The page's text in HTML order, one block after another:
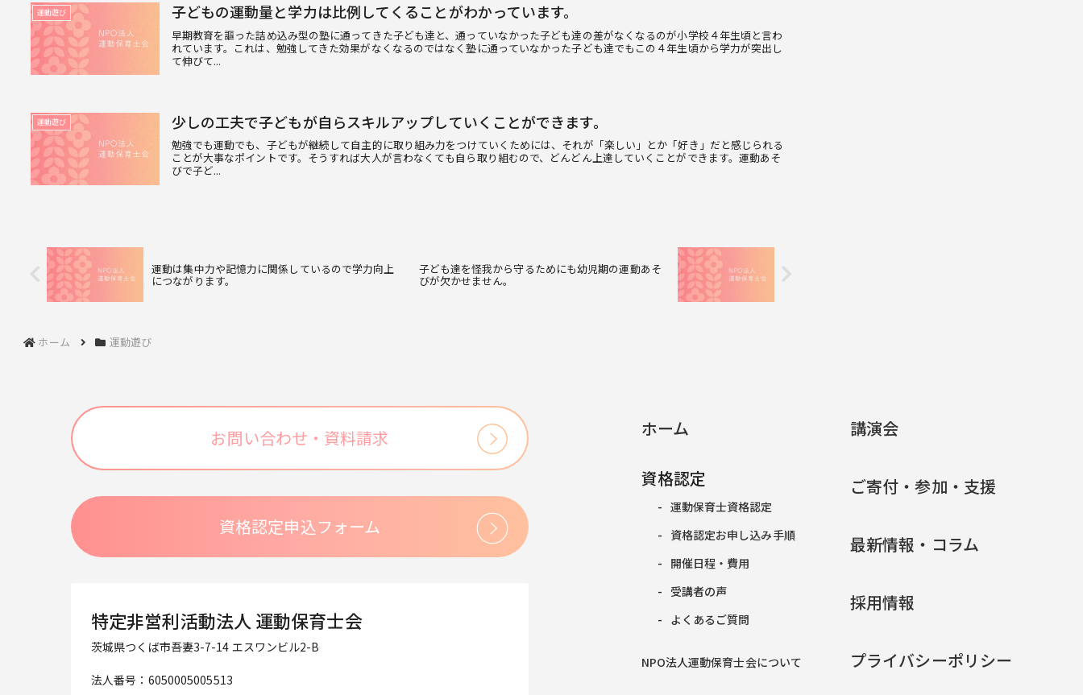
運動遊び 子どもの運動量と学力は比例してくることがわかっています。
早期教育を謳った詰め込み型の塾に通ってきた子ども達と、通っていなかった子ども達の差がなくなるのが小学校４年生頃と言わ
れています。これは、勉強してきた効果がなくなるのではなく塾に通っていなかった子ども達でもこの４年生頃から学力が突出し
て伸びて...
運動遊び 少しの工夫で子どもが自らスキルアップしていくことができます。
勉強でも運動でも、子どもが継続して自主的に取り組み力をつけていくためには、それが「楽しい」とか「好き」だと感じられる
ことが大事なポイントです。そうすれば大人が言わなくても自ら取り組むので、どんどん上達していくことができます。運動あそ
びで子ど...
運動は集中力や記憶力に関係しているので学力向上
につながります。
子ども達を怪我から守るためにも幼児期の運動あそ
びが欠かせません。
ホーム 運動遊び
お問い合わせ・資料請求
資格認定申込フォーム
特定非営利活動法人 運動保育士会
茨城県つくば市吾妻3-7-14 エスワンビル2-B
法人番号：6050005005513
ホーム
資格認定
運動保育士資格認定
資格認定お申し込み手順
開催日程・費用
受講者の声
よくあるご質問
NPO法人運動保育士会について
講演会
ご寄付・参加・支援
最新情報・コラム
採用情報
プライバシーポリシー